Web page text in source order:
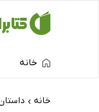
خانه
خانه ›